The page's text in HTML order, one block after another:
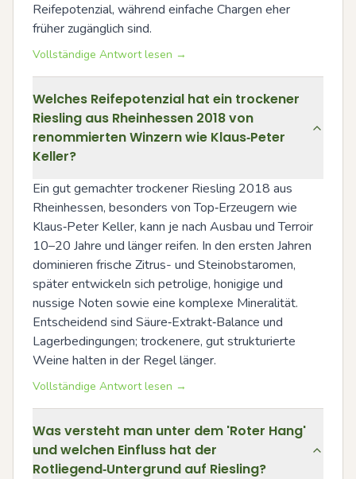
Reifepotenzial, während einfache Chargen eher
früher zugänglich sind.
Vollständige Antwort lesen →
Welches Reifepotenzial hat ein trockener
Riesling aus Rheinhessen 2018 von
renommierten Winzern wie Klaus‑Peter
Keller?
Ein gut gemachter trockener Riesling 2018 aus
Rheinhessen, besonders von Top‑Erzeugern wie
Klaus‑Peter Keller, kann je nach Ausbau und Terroir
10–20 Jahre und länger reifen. In den ersten Jahren
dominieren frische Zitrus- und Steinobstaromen,
später entwickeln sich petrolige, honigige und
nussige Noten sowie eine komplexe Mineralität.
Entscheidend sind Säure‑Extrakt‑Balance und
Lagerbedingungen; trockenere, gut strukturierte
Weine halten in der Regel länger.
Vollständige Antwort lesen →
Was versteht man unter dem 'Roter Hang'
und welchen Einfluss hat der
Rotliegend‑Untergrund auf Riesling?